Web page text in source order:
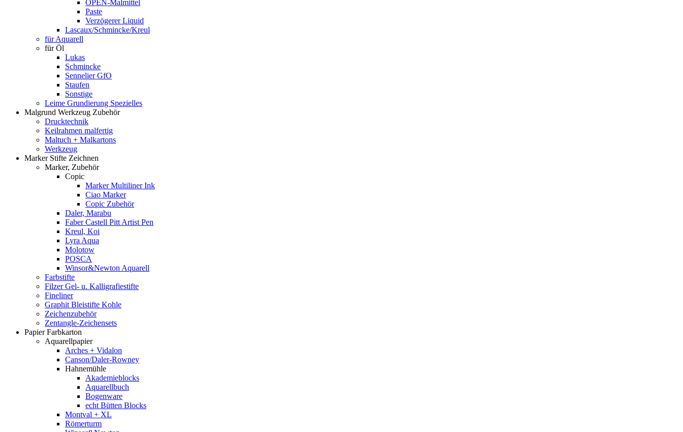
OPEN-Malmittel
Paste
Verzögerer Liquid
Lascaux/Schmincke/Kreul
für Aquarell
für Öl
Lukas
Schmincke
Sennelier GfO
Staufen
Sonstige
Leime Grundierung Spezielles
Malgrund Werkzeug Zubehör
Drucktechnik
Keilrahmen malfertig
Maltuch + Malkartons
Werkzeug
Marker Stifte Zeichnen
Marker, Zubehör
Copic
Marker Multiliner Ink
Ciao Marker
Copic Zubehör
Daler, Marabu
Faber Castell Pitt Artist Pen
Kreul, Koi
Lyra Aqua
Molotow
POSCA
Winsor&Newton Aquarell
Farbstifte
Filzer Gel- u. Kalligrafiestifte
Fineliner
Graphit Bleistifte Kohle
Zeichenzubehör
Zentangle-Zeichensets
Papier Farbkarton
Aquarellpapier
Arches + Vidalon
Canson/Daler-Rowney
Hahnemühle
Akademieblocks
Aquarellbuch
Bogenware
echt Bütten Blocks
Montval + XL
Römerturm